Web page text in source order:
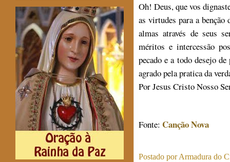
Oh! Deus, que vos
as virtudes para a benção
almas através de seus
méritos e intercessão
pecado e a todo desejo
agrado pela pratica da
Por Jesus Cristo Nosso
Fonte: Canção Nova
Postado porArmadura do